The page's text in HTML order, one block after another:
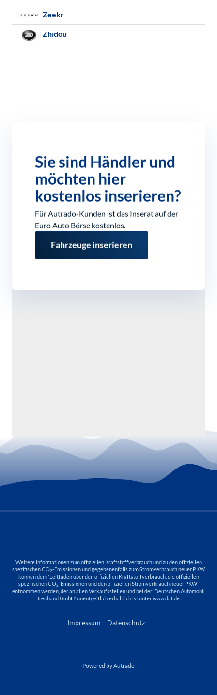
Zeekr
Zhidou
Sie sind Händler und
möchten hier
kostenlos inserieren?
Für Autrado-Kunden ist das Inserat auf der
Euro Auto Börse kostenlos.
Fahrzeuge inserieren
Weitere Informationen zum offiziellen Kraftstoffverbrauch und zu den offiziellen
spezifischen CO2-Emissionen und gegebenenfalls zum Stromverbrauch neuer PKW
können dem 'Leitfaden über den offiziellen Kraftstoffverbrauch, die offiziellen
spezifischen CO2-Emissionen und den offiziellen Stromverbrauch neuer PKW'
entnommen werden, der an allen Verkaufsstellen und bei der 'Deutschen Automobil
Treuhand GmbH' unentgeltlich erhältlich ist unter www.dat.de.
Impressum Datenschutz
Powered by Autrado